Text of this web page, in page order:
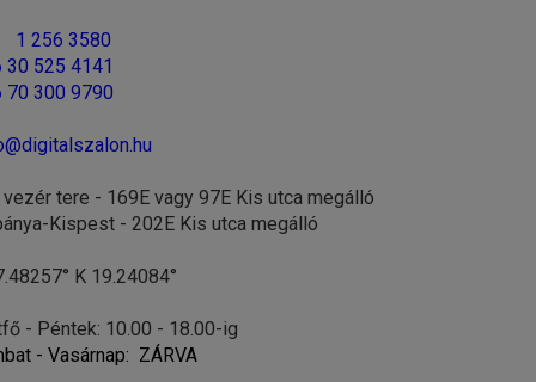
1 256 3580
30 525 4141
70 300 9790
tere - 169E vagy 97E Kis utca megálló
Kispest - 202E Kis utca megálló
K 19.24084°
- Péntek: 10.00 - 18.00-ig
- Vasárnap: ZÁRVA